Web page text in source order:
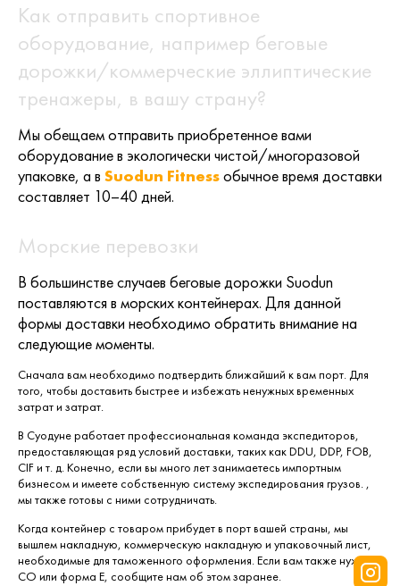
Как отправить спортивное
оборудование, например беговые
дорожки/коммерческие эллиптические
тренажеры, в вашу страну?
Мы обещаем отправить приобретенное вами
оборудование в экологически чистой/многоразовой
упаковке, а в Suodun Fitnessобычное время доставки
составляет 10–40 дней.
Морские перевозки
В большинстве случаев беговые дорожки Suodun
поставляются в морских контейнерах. Для данной
формы доставки необходимо обратить внимание на
следующие моменты.
Сначала вам необходимо подтвердить ближайший к вам порт. Для
того, чтобы доставить быстрее и избежать ненужных временных
затрат и затрат.
В Суодуне работает профессиональная команда экспедиторов,
предоставляющая ряд условий доставки, таких как DDU, DDP, FOB,
CIF и т. д. Конечно, если вы много лет занимаетесь импортным
бизнесом и имеете собственную систему экспедирования грузов. ,
мы также готовы с ними сотрудничать.
Когда контейнер с товаром прибудет в порт вашей страны, мы
вышлем накладную, коммерческую накладную и упаковочный лист,
необходимые для таможенного оформления. Если вам также нужен
CO или форма E, сообщите нам об этом заранее.